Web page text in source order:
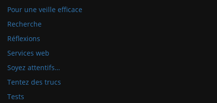
Pour une veille efficace
Recherche
Réflexions
Services web
Soyez attentifs…
Tentez des trucs
Tests